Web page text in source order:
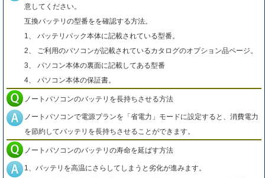
意してください。
互換バッテリの型番をを確認する方法。
1、 バッテリパック本体に記載されている型番。
2、 ご利用のパソコンが記載されているカタログのオプション品ページ。
3、 パソコン本体の裏面に記載してある型番
4、 パソコン本体の保証書。
ノートパソコンのバッテリを長持ちさせる方法
ノートパソコンで電源プランを「省電力」モードに設定すると、消費電力
を節約してバッテリを長持ちさせることができます。
ノートパソコンのバッテリの寿命を延ばす方法
1、バッテリを高温にさらしてしまうと劣化が進みます。